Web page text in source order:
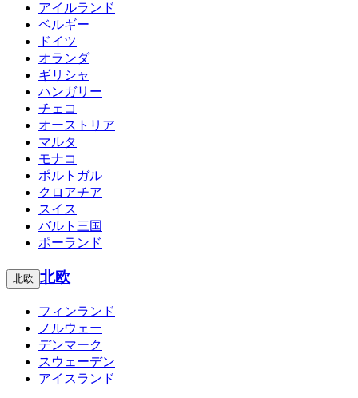
アイルランド
ベルギー
ドイツ
オランダ
ギリシャ
ハンガリー
チェコ
オーストリア
マルタ
モナコ
ポルトガル
クロアチア
スイス
バルト三国
ポーランド
北欧 北欧
フィンランド
ノルウェー
デンマーク
スウェーデン
アイスランド